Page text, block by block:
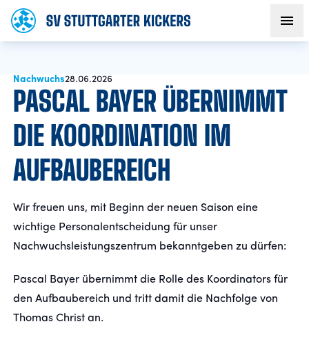
AKTUELLES
TEAM
VEREIN
FANS
NACHWUCHS
BUSINESS
Nachwuchs28.06.2026
PASCAL BAYER ÜBERNIMMT
DIE KOORDINATION IM
AUFBAUBEREICH
Wir freuen uns, mit Beginn der neuen Saison eine
wichtige Personalentscheidung für unser
Nachwuchsleistungszentrum bekanntgeben zu dürfen:
Pascal Bayer übernimmt die Rolle des Koordinators für
den Aufbaubereich und tritt damit die Nachfolge von
Thomas Christ an.